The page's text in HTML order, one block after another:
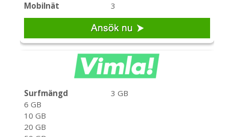
Mobilnät
3
Surfmängd
3 GB
6 GB
10 GB
20 GB